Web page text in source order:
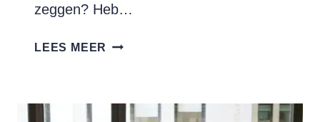
zeggen? Heb…
LEES MEER WAAROM
STEEDS?